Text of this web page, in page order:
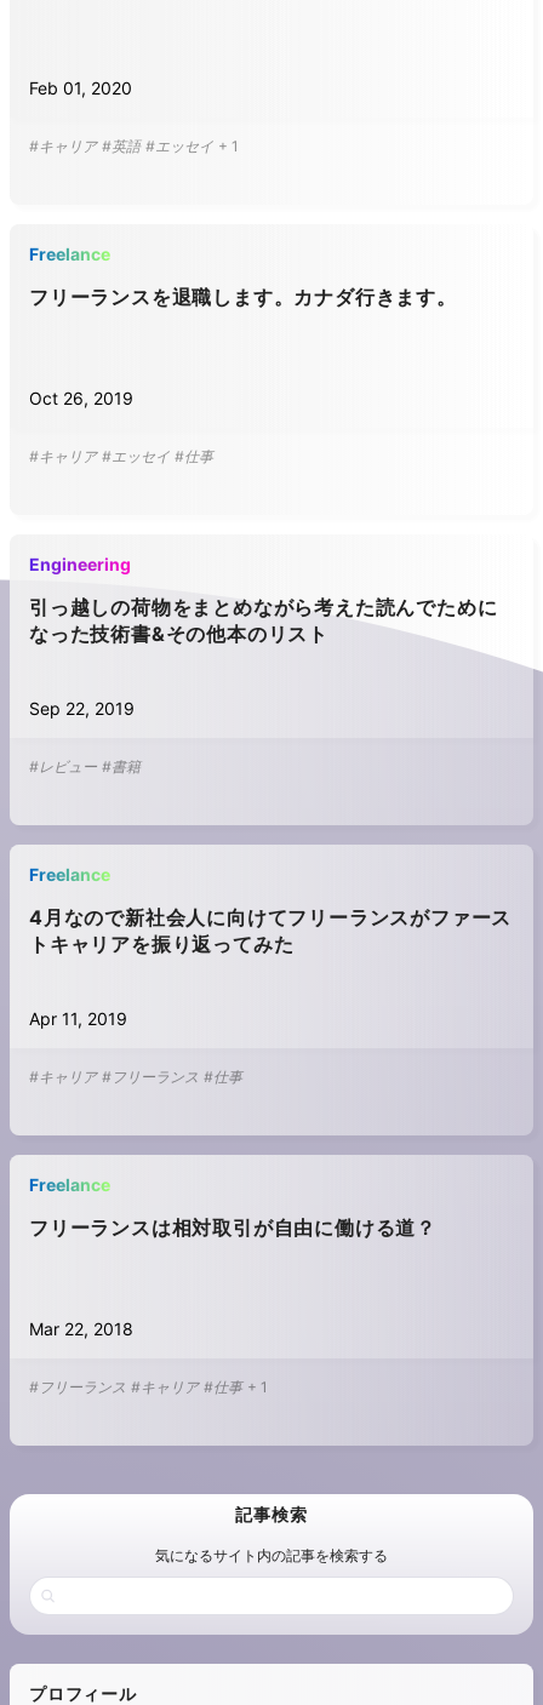
Feb 01, 2020
#キャリア #英語 #エッセイ + 1
Freelance
フリーランスを退職します。カナダ行きます。
Oct 26, 2019
#キャリア #エッセイ #仕事
Engineering
引っ越しの荷物をまとめながら考えた読んでために
なった技術書&その他本のリスト
Sep 22, 2019
#レビュー #書籍
Freelance
4月なので新社会人に向けてフリーランスがファース
トキャリアを振り返ってみた
Apr 11, 2019
#キャリア #フリーランス #仕事
Freelance
フリーランスは相対取引が自由に働ける道？
Mar 22, 2018
#フリーランス #キャリア #仕事 + 1
記事検索
気になるサイト内の記事を検索する
プロフィール